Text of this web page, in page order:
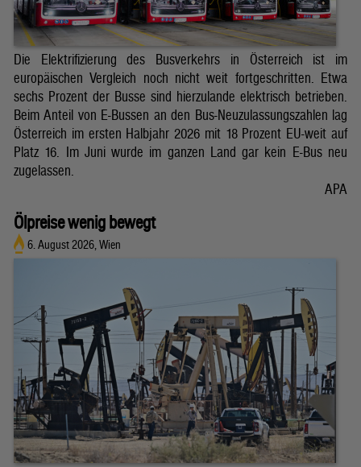
Die Elektrifizierung des Busverkehrs in Österreich ist im
europäischen Vergleich noch nicht weit fortgeschritten. Etwa
sechs Prozent der Busse sind hierzulande elektrisch betrieben.
Beim Anteil von E-Bussen an den Bus-Neuzulassungszahlen lag
Österreich im ersten Halbjahr 2026 mit 18 Prozent EU-weit auf
Platz 16. Im Juni wurde im ganzen Land gar kein E-Bus neu
zugelassen.
APA
Ölpreise wenig bewegt
6. August 2026, Wien